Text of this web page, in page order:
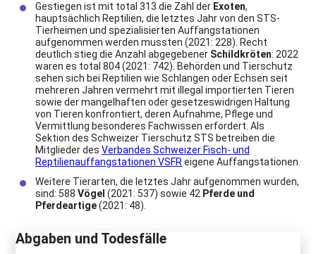
Gestiegen ist mit total 313 die Zahl der Exoten,
hauptsächlich Reptilien, die letztes Jahr von den STS-
Tierheimen und spezialisierten Auffangstationen
aufgenommen werden mussten (2021: 228). Recht
deutlich stieg die Anzahl abgegebener Schildkröten: 2022
waren es total 804 (2021: 742). Behörden und Tierschutz
sehen sich bei Reptilien wie Schlangen oder Echsen seit
mehreren Jahren vermehrt mit illegal importierten Tieren
sowie der mangelhaften oder gesetzeswidrigen Haltung
von Tieren konfrontiert, deren Aufnahme, Pflege und
Vermittlung besonderes Fachwissen erfordert. Als
Sektion des Schweizer Tierschutz STS betreiben die
Mitglieder des Verbandes Schweizer Fisch- und
Reptilienauffangstationen VSFReigene Auffangstationen.
Weitere Tierarten, die letztes Jahr aufgenommen wurden,
sind: 588 Vögel (2021: 537) sowie 42 Pferde und
Pferdeartige(2021: 48).
Abgaben und Todesfälle